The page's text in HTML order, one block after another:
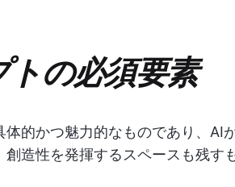
の必須要素
的かつ魅力的なものであり、AI
造性を発揮するスペースも残す